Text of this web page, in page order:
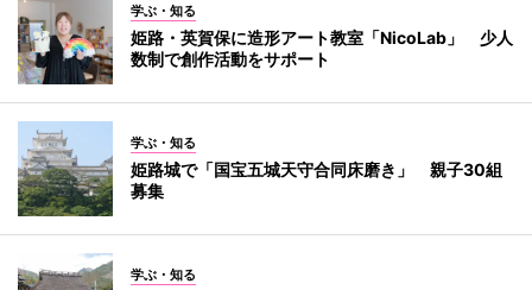
学ぶ・知る
姫路・英賀保に造形アート教室「NicoLab」 少人
数制で創作活動をサポート
学ぶ・知る
姫路城で「国宝五城天守合同床磨き」 親子30組
募集
学ぶ・知る